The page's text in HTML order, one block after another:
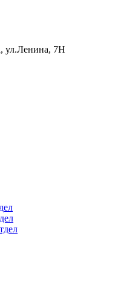
ул.Ленина, 7Н